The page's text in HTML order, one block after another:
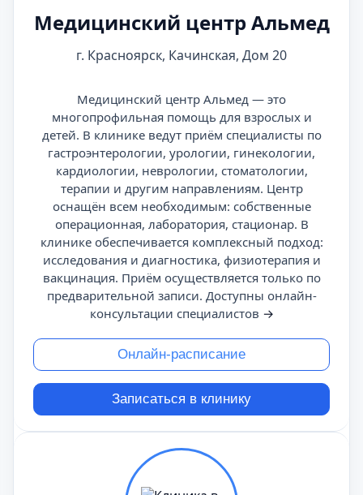
Медицинский центр Альмед
г. Красноярск, Качинская, Дом 20
Медицинский центр Альмед — это
многопрофильная помощь для взрослых и
детей. В клинике ведут приём специалисты по
гастроэнтерологии, урологии, гинекологии,
кардиологии, неврологии, стоматологии,
терапии и другим направлениям. Центр
оснащён всем необходимым: собственные
операционная, лаборатория, стационар. В
клинике обеспечивается комплексный подход:
исследования и диагностика, физиотерапия и
вакцинация. Приём осуществляется только по
предварительной записи. Доступны онлайн-
консультации специалистов →
Онлайн-расписание
Записаться в клинику